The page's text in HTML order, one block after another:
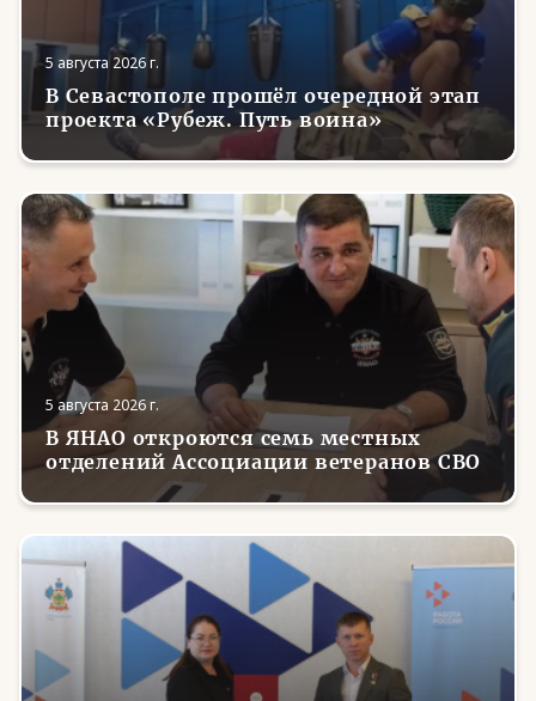
5 августа 2026 г.
В Севастополе прошёл очередной этап
проекта «Рубеж. Путь воина»
5 августа 2026 г.
В ЯНАО откроются семь местных
отделений Ассоциации ветеранов СВО